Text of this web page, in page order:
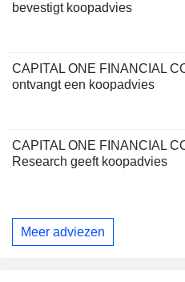
bevestigt koopadvies
CAPITAL ONE FINANCIAL
ontvangt een koopadvies
CAPITAL ONE FINANCIAL
Research geeft koopadvies
Meer adviezen